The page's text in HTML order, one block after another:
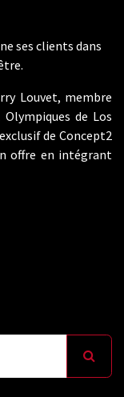
ses clients dans
Louvet, membre
de Los
de Concept2
offre en intégrant